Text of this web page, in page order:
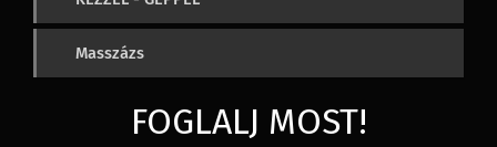
Masszázs
FOGLALJ MOST!